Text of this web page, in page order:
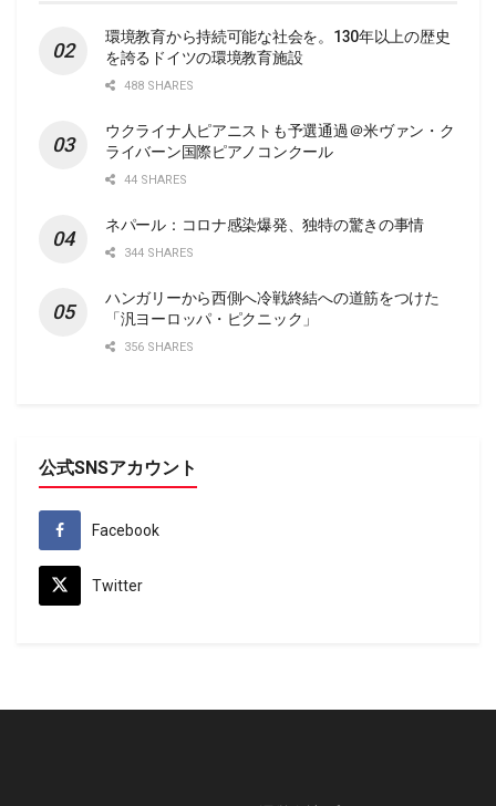
環境教育から持続可能な社会を。130年以上の歴史
を誇るドイツの環境教育施設
488 SHARES
ウクライナ人ピアニストも予選通過＠米ヴァン・ク
ライバーン国際ピアノコンクール
44 SHARES
ネパール：コロナ感染爆発、独特の驚きの事情
344 SHARES
ハンガリーから西側へ冷戦終結への道筋をつけた
「汎ヨーロッパ・ピクニック」
356 SHARES
公式SNSアカウント
Facebook
Twitter